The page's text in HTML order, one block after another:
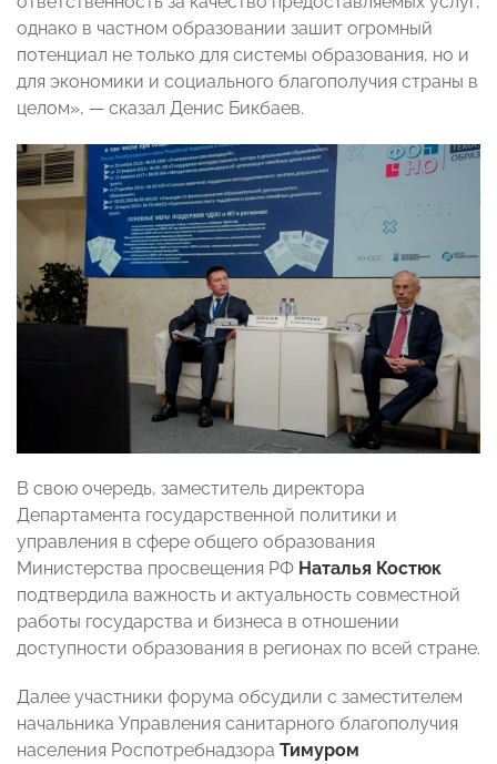
однако в частном образовании зашит огромный
потенциал не только для системы образования, но и
для экономики и социального благополучия страны в
целом», — сказал Денис Бикбаев.
В свою очередь, заместитель директора
Департамента государственной политики и
управления в сфере общего образования
Министерства просвещения РФ Наталья Костюк
подтвердила важность и актуальность совместной
работы государства и бизнеса в отношении
доступности образования в регионах по всей стране.
Далее участники форума обсудили с заместителем
начальника Управления санитарного благополучия
населения Роспотребнадзора Тимуром